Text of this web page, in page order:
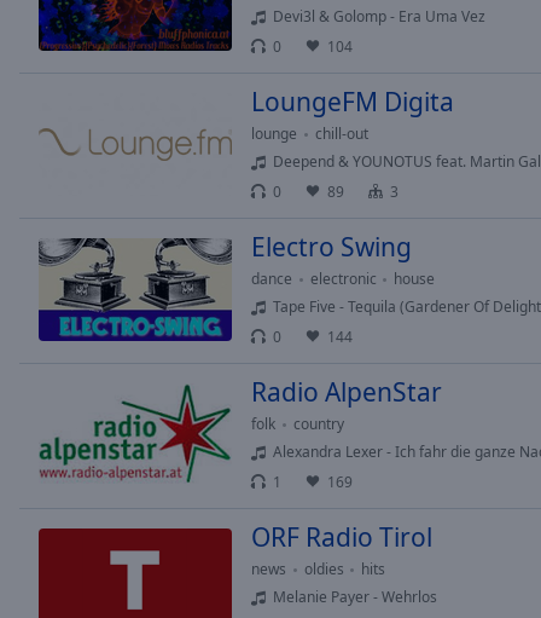
Devi3l & Golomp - Era Uma Vez
0
104
LoungeFM Digita
lounge
chill-out
Deepend & YOUNOTUS feat. Martin
0
89 3
Electro Swing
dance electronic
house
Tape Five - Tequila (Gardener Of
0
144
Radio AlpenStar
folk
country
Alexandra Lexer - Ich fahr die ganze
1
169
ORF Radio Tirol
news oldies
hits
Melanie Payer - Wehrlos